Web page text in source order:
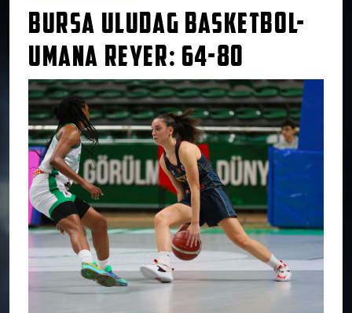
BURSA ULUDAG BASKETBOL-
UMANA REYER: 64-80